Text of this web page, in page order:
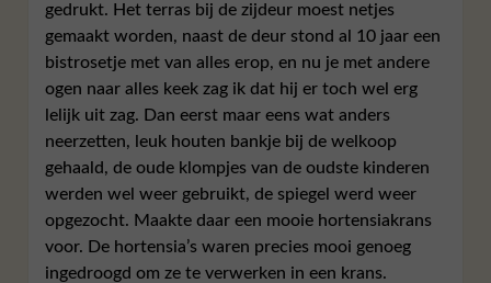
gedrukt. Het terras bij de zijdeur moest netjes
gemaakt worden, naast de deur stond al 10 jaar een
bistrosetje met van alles erop, en nu je met andere
ogen naar alles keek zag ik dat hij er toch wel erg
lelijk uit zag. Dan eerst maar eens wat anders
neerzetten, leuk houten bankje bij de welkoop
gehaald, de oude klompjes van de oudste kinderen
werden wel weer gebruikt, de spiegel werd weer
opgezocht. Maakte daar een mooie hortensiakrans
voor. De hortensia’s waren precies mooi genoeg
ingedroogd om ze te verwerken in een krans.